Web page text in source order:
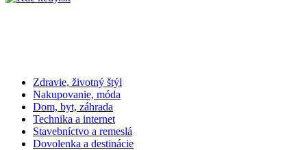
Zdravie, životný štýl
Nakupovanie, móda
Dom, byt, záhrada
Technika a internet
Stavebníctvo a remeslá
Dovolenka a destinácie